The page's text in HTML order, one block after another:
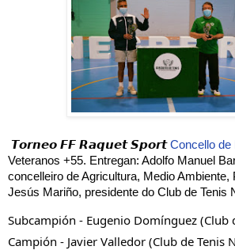
𝙏𝙤𝙧𝙣𝙚𝙤 𝙁𝙁 𝙍𝙖𝙦𝙪𝙚𝙩 𝙎𝙥𝙤𝙧𝙩 Concello de
Veteranos +55. Entregan: Adolfo Manuel
concelleiro de Agricultura, Medio
Jesús Mariño, presidente do Club de Tenis
Subcampión - Eugenio Domínguez (Club
Campión - Javier Valledor (Club de Tenis